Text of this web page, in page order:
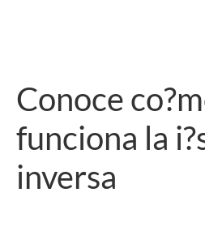
Conoce
funciona la
inversa